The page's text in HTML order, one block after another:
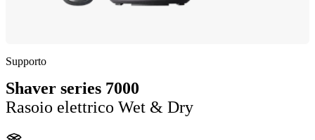
Supporto
Shaver series 7000
Rasoio elettrico Wet & Dry